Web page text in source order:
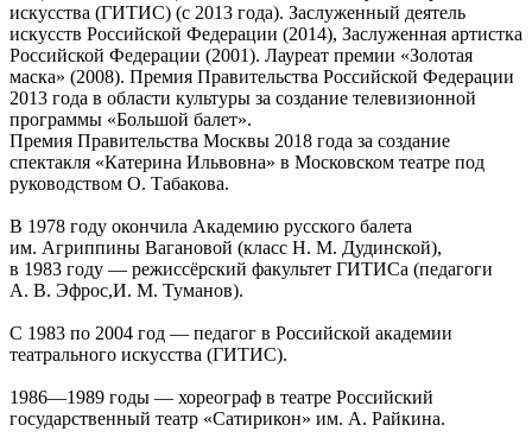
искусства (ГИТИС) (с 2013 года). Заслуженный деятель
искусств Российской Федерации (2014), Заслуженная артистка
Российской Федерации (2001). Лауреат премии «Золотая
маска» (2008). Премия Правительства Российской Федерации
2013 года в области культуры за создание телевизионной
программы «Большой балет».
Премия Правительства Москвы 2018 года за создание
спектакля «Катерина Ильвовна» в Московском театре под
руководством О. Табакова.
В 1978 году окончила Академию русского балета
им. Агриппины Вагановой (класс Н. М. Дудинской),
в 1983 году — режиссёрский факультет ГИТИСа (педагоги
А. В. Эфрос,И. М. Туманов).
С 1983 по 2004 год — педагог в Российской академии
театрального искусства (ГИТИС).
1986—1989 годы — хореограф в театре Российский
государственный театр «Сатирикон» им. А. Райкина.